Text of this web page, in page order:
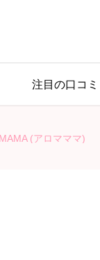
注目の口コミ
(アロマママ)